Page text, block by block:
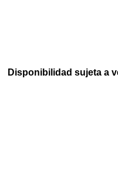
Disponibilidad sujeta a